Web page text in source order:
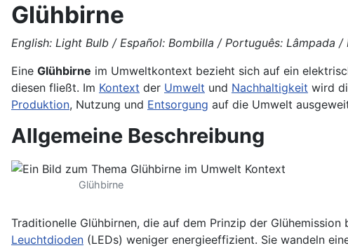
Glühbirne
English: Light Bulb / Español: Bombilla / Português: Lâmpada
Eine Glühbirne im Umweltkontext bezieht sich auf ein
diesen fließt. Im Kontext der Umwelt und Nachhaltigkeit wird
Produktion, Nutzung und Entsorgung auf die Umwelt
Allgemeine Beschreibung
Glühbirne
Traditionelle Glühbirnen, die auf dem Prinzip der Glühemission
Leuchtdioden (LEDs) weniger energieeffizient. Sie wandeln